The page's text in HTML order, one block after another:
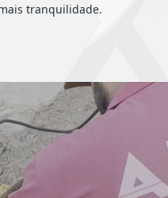
tranquilidade.